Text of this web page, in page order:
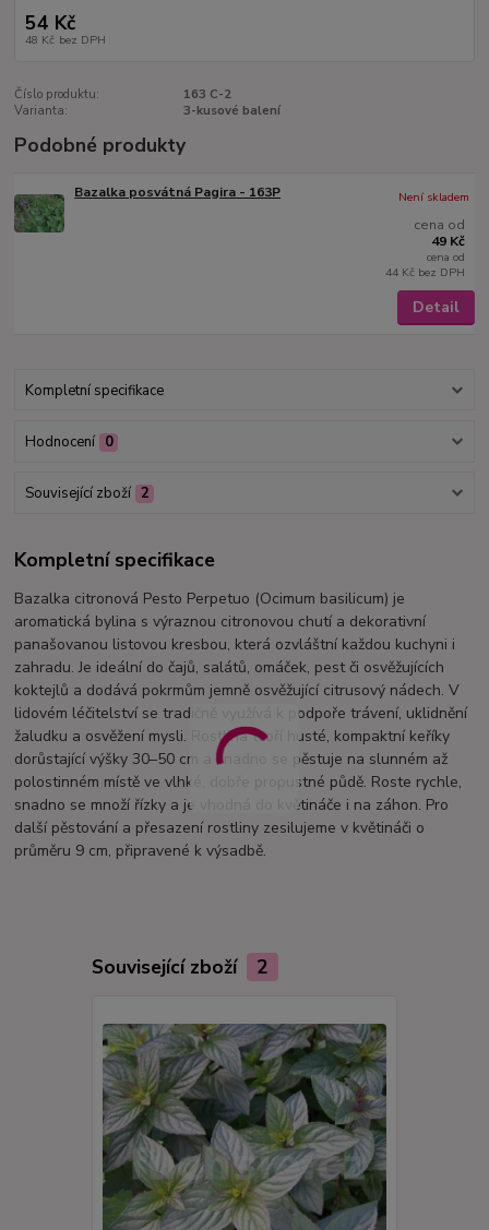
54 Kč
48 Kč bez DPH
Číslo produktu:
163 C-2
Varianta:
3-kusové balení
Podobné produkty
Bazalka posvátná Pagira - 163P
cena od
49 Kč
cena od
44 Kč bez DPH
Není skladem
Detail
Kompletní specifikace
Hodnocení 0
Související zboží 2
Kompletní specifikace
Bazalka citronová Pesto Perpetuo (Ocimum basilicum) je
aromatická bylina s výraznou citronovou chutí a dekorativní
panašovanou listovou kresbou, která ozvláštní každou kuchyni i
zahradu. Je ideální do čajů, salátů, omáček, pest či osvěžujících
koktejlů a dodává pokrmům jemně osvěžující citrusový nádech. V
lidovém léčitelství se tradičně využívá k podpoře trávení, uklidnění
žaludku a osvěžení mysli. Rostlina tvoří husté, kompaktní keříky
dorůstající výšky 30–50 cm a snadno se pěstuje na slunném až
polostinném místě ve vlhké, dobře propustné půdě. Roste rychle,
snadno se množí řízky a je vhodná do květináče i na záhon. Pro
další pěstování a přesazení rostliny zesilujeme v květináči o
průměru 9 cm, připravené k výsadbě.
Související zboží 2